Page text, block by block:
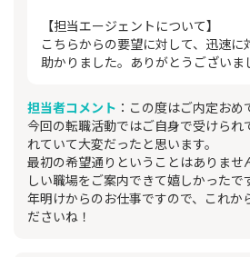
【担当エージェントについて】
こちらからの要望に対して、迅速に
助かりました。ありがとうございま
担当者コメント ：この度はご内定おめ
今回の転職活動ではご自身で受けられ
れていて大変だったと思います。
最初の希望通りということはありませ
しい職場をご案内できて嬉しかったで
年明けからのお仕事ですので、これか
ださいね！